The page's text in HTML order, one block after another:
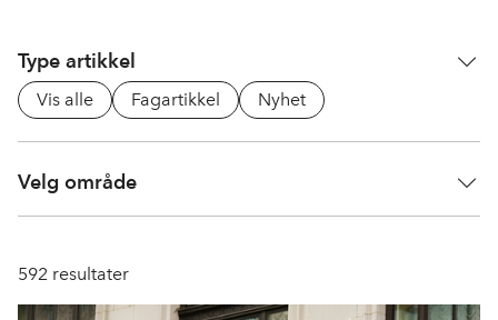
Type artikkel
Vis alle Fagartikkel Nyhet
Velg område
592 resultater